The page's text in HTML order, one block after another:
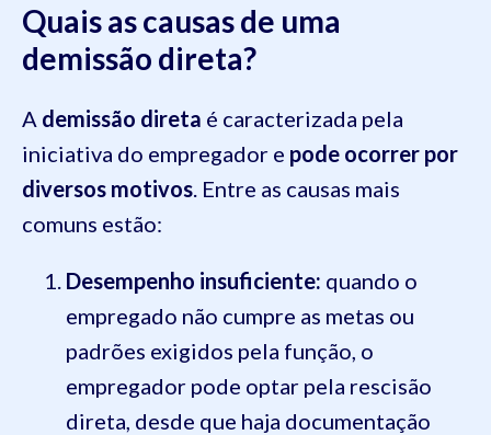
Quais as causas de uma
demissão direta?
A demissão direta é caracterizada pela
iniciativa do empregador e pode ocorrer por
diversos motivos . Entre as causas mais
comuns estão:
Desempenho insuficiente: quando o
empregado não cumpre as metas ou
padrões exigidos pela função, o
empregador pode optar pela rescisão
direta, desde que haja documentação